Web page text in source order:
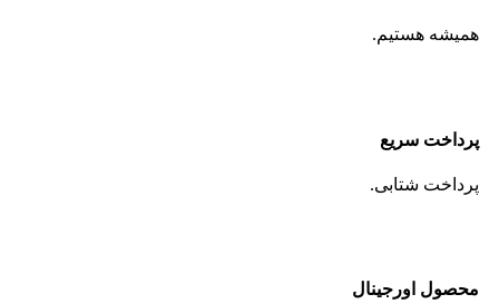
همیشه هستیم.
پرداخت سریع
پرداخت شتابی.
محصول اورجینال